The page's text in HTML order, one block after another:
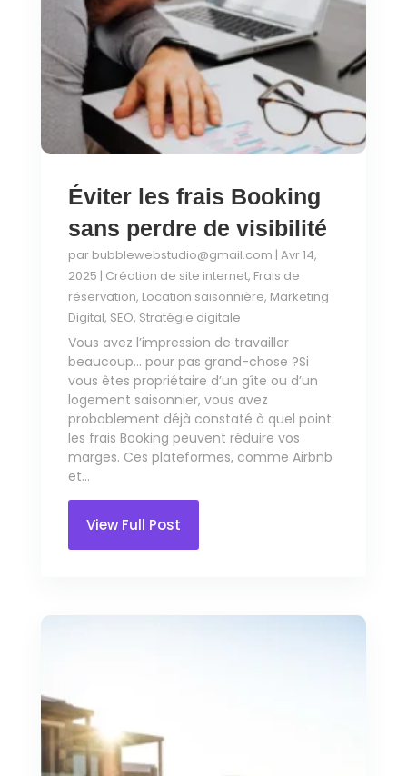
Éviter les frais Booking
sans perdre de visibilité
par bubblewebstudio@gmail.com | Avr 14,
2025 | Création de site internet, Frais de
réservation, Location saisonnière, Marketing
Digital, SEO, Stratégie digitale
Vous avez l’impression de travailler
beaucoup… pour pas grand-chose ?Si
vous êtes propriétaire d’un gîte ou d’un
logement saisonnier, vous avez
probablement déjà constaté à quel point
les frais Booking peuvent réduire vos
marges. Ces plateformes, comme Airbnb
et...
View Full Post